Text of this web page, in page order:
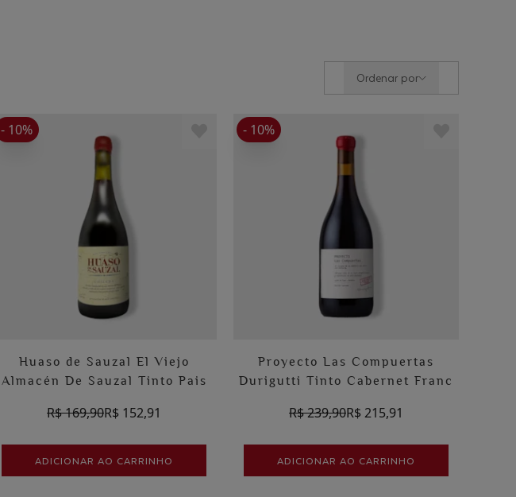
Ordenar por
Huaso de Sauzal El Viejo
Almacén De Sauzal Tinto Pais
R$ 169,90R$ 152,91
- 10%
ADICIONAR AO CARRINHO
Proyecto Las Compuertas
Durigutti Tinto Cabernet Franc
R$ 239,90R$ 215,91
- 10%
ADICIONAR AO CARRINHO